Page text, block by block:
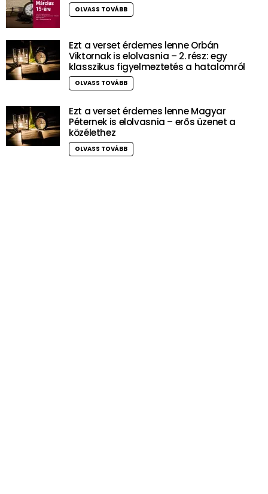
OLVASS TOVÁBB
Ezt a verset érdemes lenne Orbán
Viktornak is elolvasnia – 2. rész: egy
klasszikus figyelmeztetés a hatalomról
OLVASS TOVÁBB
Ezt a verset érdemes lenne Magyar
Péternek is elolvasnia – erős üzenet a
közélethez
OLVASS TOVÁBB